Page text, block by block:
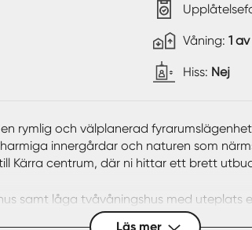
Våning: 1 av
Hiss: Nej
rymlig och välplanerad
innergårdar och naturen som
Kärra centrum, där ni hittar ett brett
samt låga tvåvåningshus med uteplats
närhet till naturen och grönskande
Läs mer